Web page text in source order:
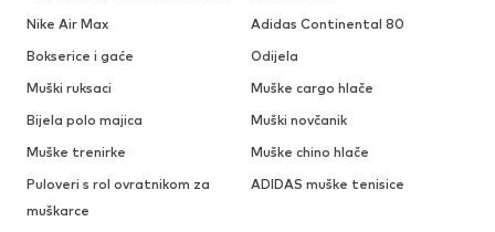
Nike Air Max
Adidas Continental 80
Bokserice i gaće
Odijela
Muški ruksaci
Muške cargo hlače
Bijela polo majica
Muški novčanik
Muške trenirke
Muške chino hlače
Puloveri s rol ovratnikom za
muškarce
ADIDAS muške tenisice